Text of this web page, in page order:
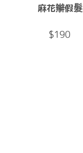
麻花辮假髮
$190